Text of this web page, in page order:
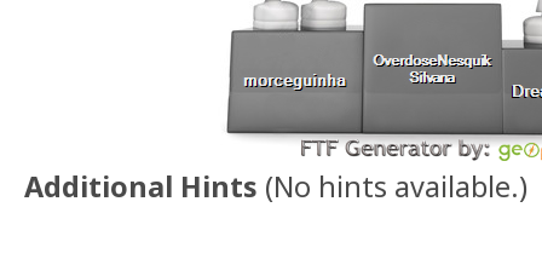
Additional Hints (No hints available.)